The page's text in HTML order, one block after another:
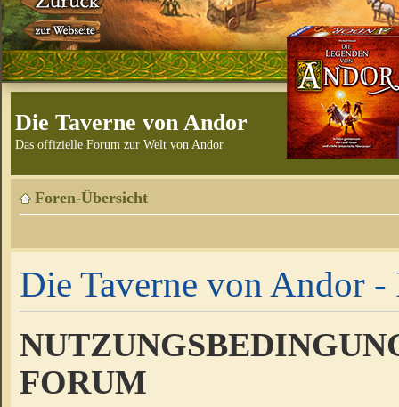
Die Taverne von Andor
Das offizielle Forum zur Welt von Andor
Foren-Übersicht
Die Taverne von Andor -
FORUM